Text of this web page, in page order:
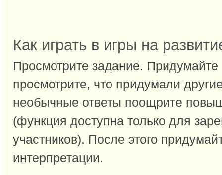
Как играть в игры на
Просмотрите задание. Придумайте
просмотрите, что придумали
необычные ответы поощрите
(функция доступна только для
участников). После этого
интерпретации.